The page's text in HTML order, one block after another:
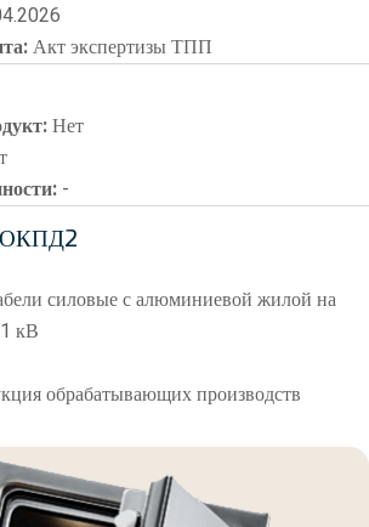
Акт экспертизы ТПП
Нет
-
ОКПД2
силовые с алюминиевой жилой на
кВ
обрабатывающих производств